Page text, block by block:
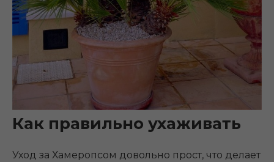
Как правильно ухаживать
Уход за Хамеропсом довольно прост, что делает